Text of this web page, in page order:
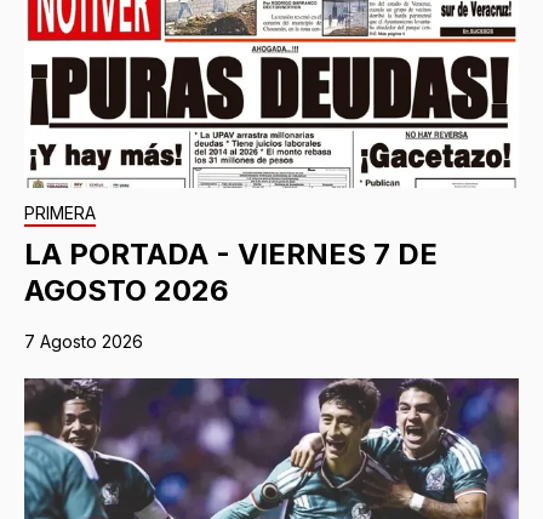
PRIMERA
LA PORTADA - VIERNES 7 DE
AGOSTO 2026
7 Agosto 2026